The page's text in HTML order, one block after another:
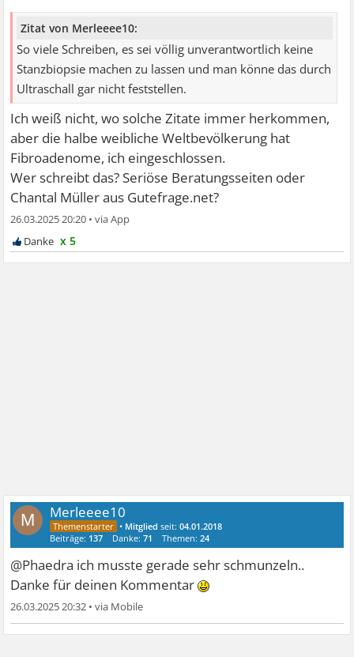
Zitat von Merleeee10:
So viele Schreiben, es sei völlig unverantwortlich keine
Stanzbiopsie machen zu lassen und man könne das durch
Ultraschall gar nicht feststellen.
Ich weiß nicht, wo solche Zitate immer herkommen,
aber die halbe weibliche Weltbevölkerung hat
Fibroadenome, ich eingeschlossen.
Wer schreibt das? Seriöse Beratungsseiten oder
Chantal Müller aus Gutefrage.net?
26.03.2025 20:20 •
x 5
M Merleeee10
• Mitglied seit:04.01.2018
Beiträge: 137 Danke:71 Themen:24
@Phaedra ich musste gerade sehr schmunzeln..
Danke für deinen Kommentar
26.03.2025 20:32 •